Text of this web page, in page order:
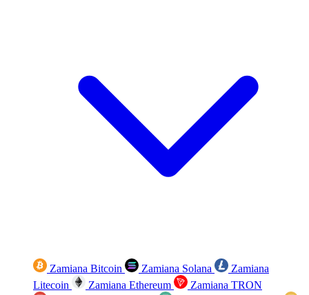
Zamiana Bitcoin Zamiana Solana
Zamiana
Litecoin
Zamiana Ethereum
Zamiana TRON